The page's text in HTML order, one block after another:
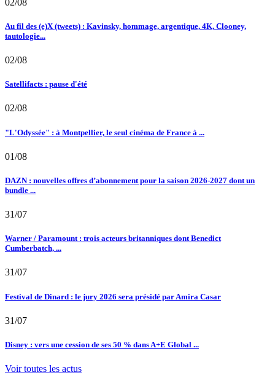
Au fil des (e)X (tweets) : Kavinsky, hommage, argentique, 4K, Clooney,
tautologie...
02/08
Satellifacts : pause d'été
02/08
"L'Odyssée" : à Montpellier, le seul cinéma de France à ...
01/08
DAZN : nouvelles offres d’abonnement pour la saison 2026-2027 dont un
bundle ...
31/07
Warner / Paramount : trois acteurs britanniques dont Benedict
Cumberbatch, ...
31/07
Festival de Dinard : le jury 2026 sera présidé par Amira Casar
31/07
Disney : vers une cession de ses 50 % dans A+E Global ...
Voir toutes les actus